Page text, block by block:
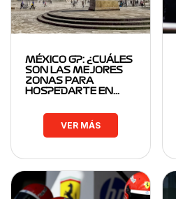
MÉXICO GP: ¿CUÁLES
SON LAS MEJORES
ZONAS PARA
HOSPEDARTE EN…
VER MÁS